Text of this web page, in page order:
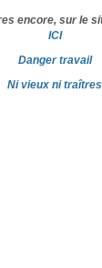
encore, sur le
ICI
Danger travail
Ni vieux ni traîtres